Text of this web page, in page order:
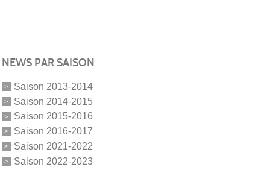
NEWS PAR SAISON
Saison 2013-2014
Saison 2014-2015
Saison 2015-2016
Saison 2016-2017
Saison 2021-2022
Saison 2022-2023